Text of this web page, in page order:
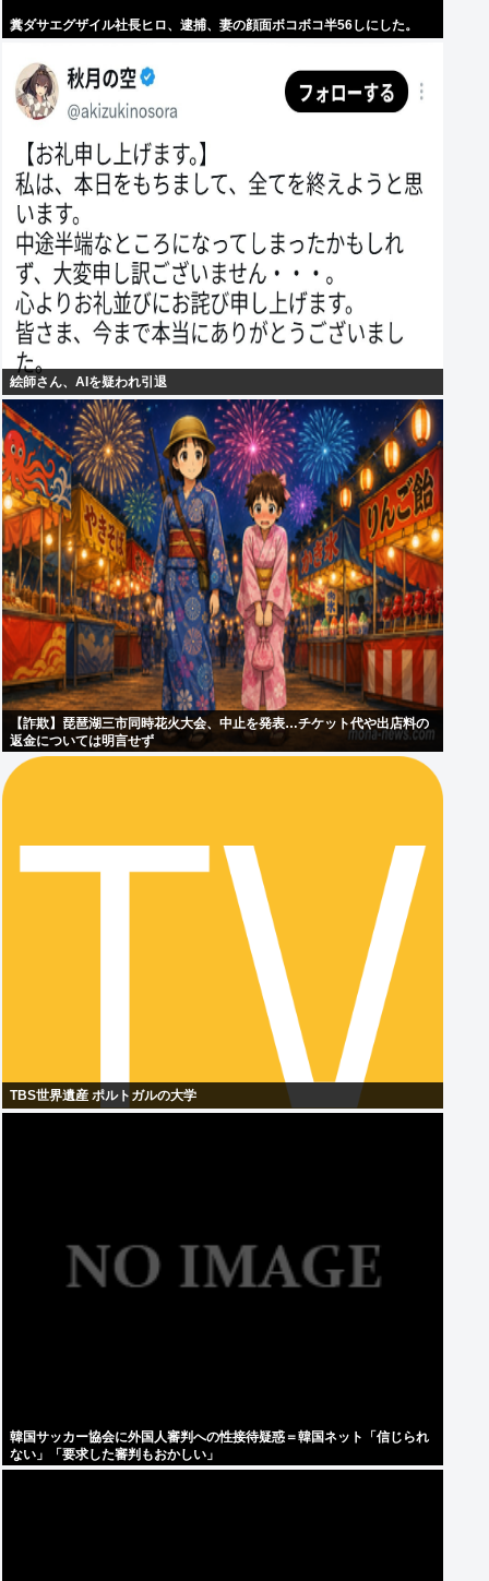
糞ダサエグザイル社長ヒロ、逮捕、妻の顔面ボコボコ半56しにした。
絵師さん、AIを疑われ引退
【詐欺】琵琶湖三市同時花火大会、中止を発表…チケット代や出店料の
返金については明言せず
TBS世界遺産 ポルトガルの大学
韓国サッカー協会に外国人審判への性接待疑惑＝韓国ネット「信じられ
ない」「要求した審判もおかしい」